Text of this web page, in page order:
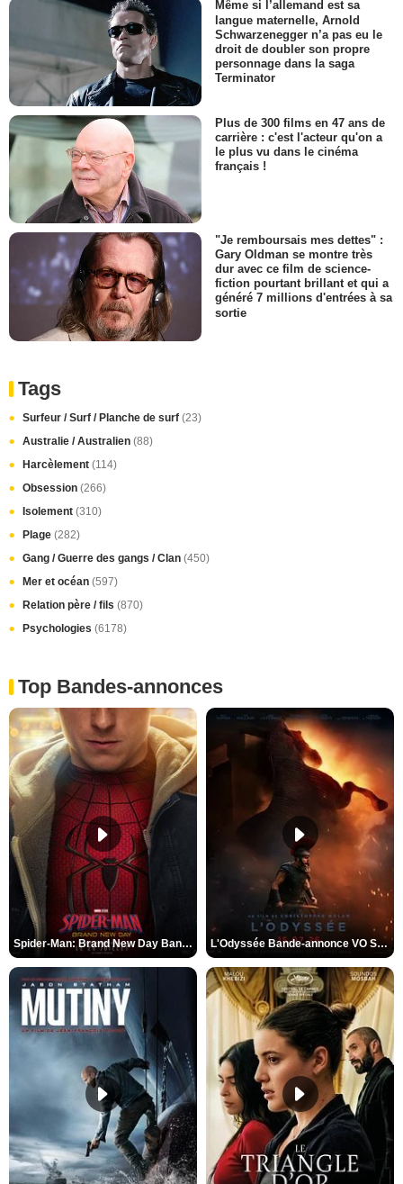
Même si l’allemand est sa
langue maternelle, Arnold
Schwarzenegger n’a pas eu le
droit de doubler son propre
personnage dans la saga
Terminator
Plus de 300 films en 47 ans de
carrière : c'est l'acteur qu'on a
le plus vu dans le cinéma
français !
"Je remboursais mes dettes" :
Gary Oldman se montre très
dur avec ce film de science-
fiction pourtant brillant et qui a
généré 7 millions d'entrées à sa
sortie
Tags
Surfeur / Surf / Planche de surf (23)
Australie / Australien (88)
Harcèlement (114)
Obsession (266)
Isolement (310)
Plage (282)
Gang / Guerre des gangs / Clan (450)
Mer et océan (597)
Relation père / fils (870)
Psychologies (6178)
Top Bandes-annonces
Spider-Man: Brand New Day Bande-annonce VO STFR L'Odyssée Bande-annonce VO STFR